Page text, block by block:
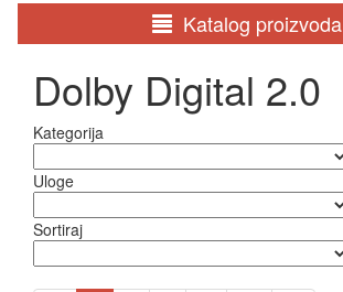
Katalog proizvoda
Dolby Digital 2.0
Kategorija
Uloge
Sortiraj